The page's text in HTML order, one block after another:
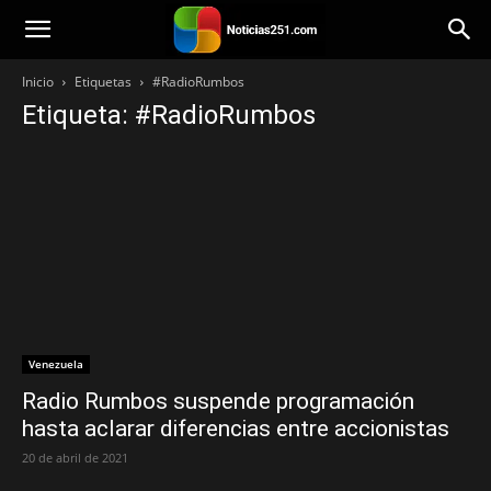
Noticias251
Inicio Etiquetas #RadioRumbos
Etiqueta: #RadioRumbos
Venezuela
Radio Rumbos suspende programación
hasta aclarar diferencias entre accionistas
20 de abril de 2021